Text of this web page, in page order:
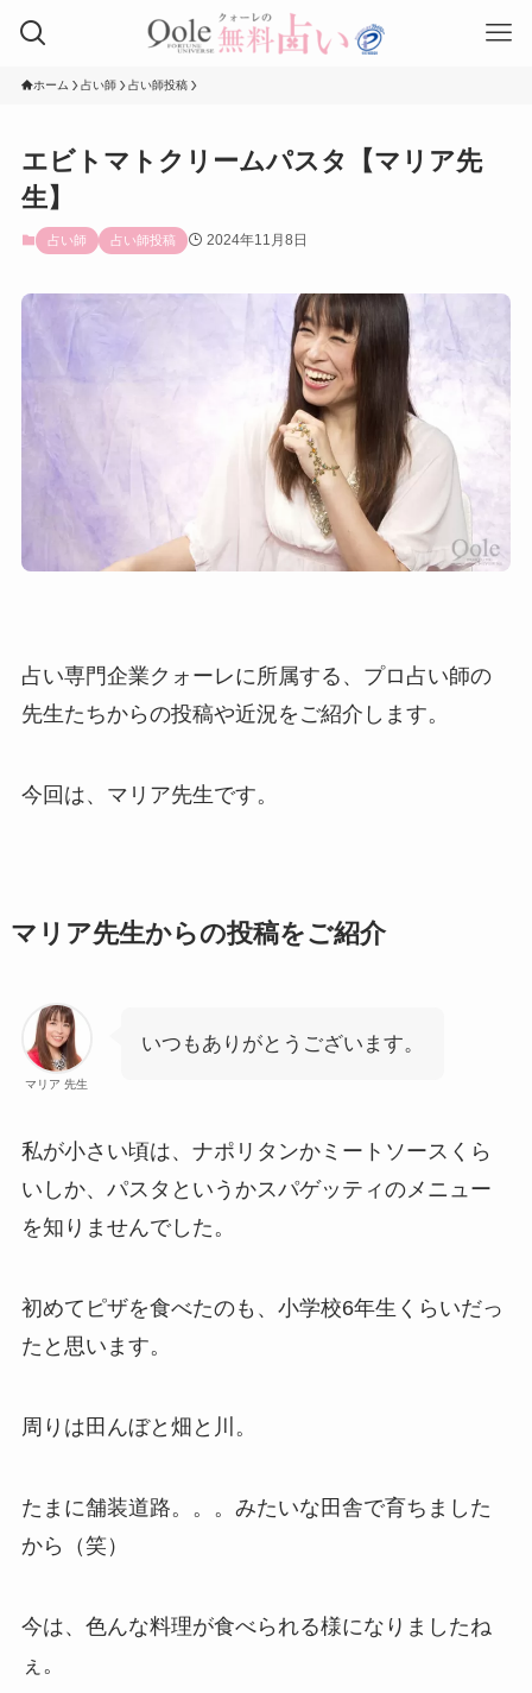
ホーム 占い師 占い師投稿
エビトマトクリームパスタ【マリア先
生】
占い師 占い師投稿 2024年11月8日
占い専門企業クォーレに所属する、プロ占い師の
先生たちからの投稿や近況をご紹介します。
今回は、マリア先生です。
マリア先生からの投稿をご紹介
マリア 先生
いつもありがとうございます。
私が小さい頃は、ナポリタンかミートソースくら
いしか、パスタというかスパゲッティのメニュー
を知りませんでした。
初めてピザを食べたのも、小学校6年生くらいだっ
たと思います。
周りは田んぼと畑と川。
たまに舗装道路。。。みたいな田舎で育ちました
から（笑）
今は、色んな料理が食べられる様になりましたね
ぇ。